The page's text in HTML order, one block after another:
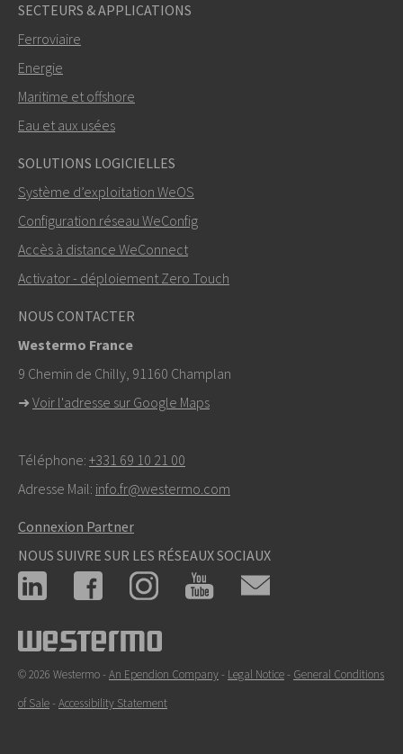
+46 16 42 80 00
info@westermo.com
Pour toute demande d’assistance,
contacter le support technique
SECTEURS & APPLICATIONS
Ferroviaire
Energie
Maritime et offshore
Eau et aux usées
SOLUTIONS LOGICIELLES
Système d’exploitation WeOS
Configuration réseau WeConfig
Accès à distance WeConnect
Activator - déploiement Zero Touch
NOUS CONTACTER
Westermo France
9 Chemin de Chilly, 91160 Champlan
➜ Voir l'adresse sur Google Maps
Téléphone: +331 69 10 21 00
Adresse Mail: info.fr@westermo.com
Connexion Partner
NOUS SUIVRE SUR LES RÉSEAUX SOCIAUX
© 2026 Westermo - An Ependion Company- Legal Notice- General Conditions
of Sale- Accessibility Statement